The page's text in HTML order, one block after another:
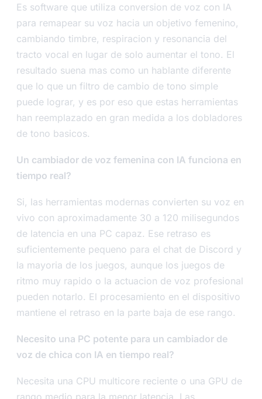
Es software que utiliza conversion de voz con IA
para remapear su voz hacia un objetivo femenino,
cambiando timbre, respiracion y resonancia del
tracto vocal en lugar de solo aumentar el tono. El
resultado suena mas como un hablante diferente
que lo que un filtro de cambio de tono simple
puede lograr, y es por eso que estas herramientas
han reemplazado en gran medida a los dobladores
de tono basicos.
Un cambiador de voz femenina con IA funciona en
tiempo real?
Si, las herramientas modernas convierten su voz en
vivo con aproximadamente 30 a 120 milisegundos
de latencia en una PC capaz. Ese retraso es
suficientemente pequeno para el chat de Discord y
la mayoria de los juegos, aunque los juegos de
ritmo muy rapido o la actuacion de voz profesional
pueden notarlo. El procesamiento en el dispositivo
mantiene el retraso en la parte baja de ese rango.
Necesito una PC potente para un cambiador de
voz de chica con IA en tiempo real?
Necesita una CPU multicore reciente o una GPU de
rango medio para la menor latencia. Las